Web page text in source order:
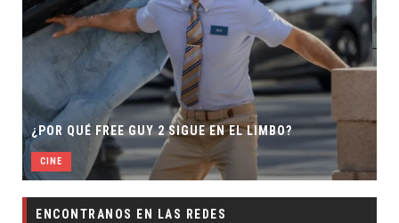
¿POR QUÉ FREE GUY 2 SIGUE EN EL LIMBO?
CINE
ENCONTRANOS EN LAS REDES